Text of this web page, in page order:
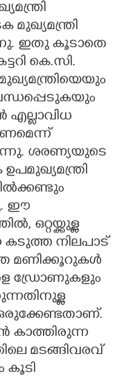
ഇതു കൂടാതെ
കെ.സി.
എല്ലാവിധ
ശരണ്യയുടെ
ഈ
ഒറ്റയ്ക്കുള്ള
കടുത്ത നിലപാട്
മണിക്കൂറുകൾ
ഡ്രോണുകളും
കാത്തിരുന്ന
മടങ്ങിവരവ്
കൂടി